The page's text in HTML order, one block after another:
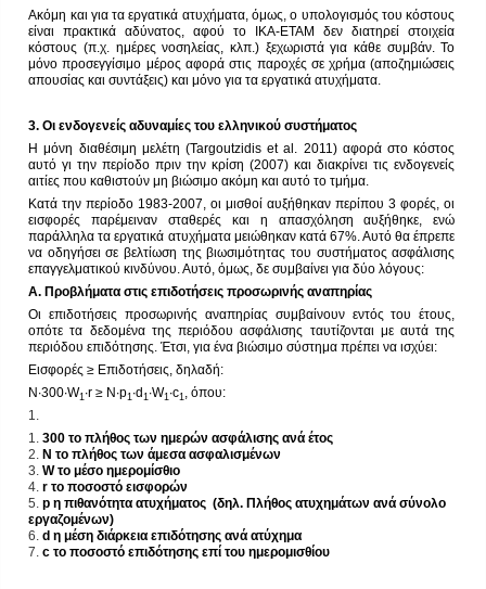
Ακόμη και για τα εργατικά ατυχήματα, όμως, ο υπολογισμός του κόστους
είναι πρακτικά αδύνατος, αφού το ΙΚΑ-ΕΤΑΜ δεν διατηρεί στοιχεία
κόστους (π.χ. ημέρες νοσηλείας, κλπ.) ξεχωριστά για κάθε συμβάν. Το
μόνο προσεγγίσιμο μέρος αφορά στις παροχές σε χρήμα (αποζημιώσεις
απουσίας και συντάξεις) και μόνο για τα εργατικά ατυχήματα.
3. Οι ενδογενείς αδυναμίες του ελληνικού συστήματος
Η μόνη διαθέσιμη μελέτη (Targoutzidis et al. 2011) αφορά στο κόστος
αυτό γι την περίοδο πριν την κρίση (2007) και διακρίνει τις ενδογενείς
αιτίες που καθιστούν μη βιώσιμο ακόμη και αυτό το τμήμα.
Κατά την περίοδο 1983-2007, οι μισθοί αυξήθηκαν περίπου 3 φορές, οι
εισφορές παρέμειναν σταθερές και η απασχόληση αυξήθηκε, ενώ
παράλληλα τα εργατικά ατυχήματα μειώθηκαν κατά 67%. Αυτό θα έπρεπε
να οδηγήσει σε βελτίωση της βιωσιμότητας του συστήματος ασφάλισης
επαγγελματικού κινδύνου. Αυτό, όμως, δε συμβαίνει για δύο λόγους:
Α. Προβλήματα στις επιδοτήσεις προσωρινής αναπηρίας
Οι επιδοτήσεις προσωρινής αναπηρίας συμβαίνουν εντός του έτους,
οπότε τα δεδομένα της περιόδου ασφάλισης ταυτίζονται με αυτά της
περιόδου επιδότησης. Έτσι, για ένα βιώσιμο σύστημα πρέπει να ισχύει:
Εισφορές ≥ Επιδοτήσεις, δηλαδή:
Ν∙300∙W1 ∙r ≥ Ν∙p1 ∙d1 ∙W1 ∙c1 , όπου:
300 το πλήθος των ημερών ασφάλισης ανά έτος
Ν το πλήθος των άμεσα ασφαλισμένων
W το μέσο ημερομίσθιο
r το ποσοστό εισφορών
p η πιθανότητα ατυχήματος (δηλ. Πλήθος ατυχημάτων ανά σύνολο
εργαζομένων)
d η μέση διάρκεια επιδότησης ανά ατύχημα
c το ποσοστό επιδότησης επί του ημερομισθίου